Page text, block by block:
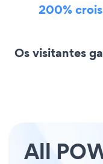
200%
Os visitantes
All